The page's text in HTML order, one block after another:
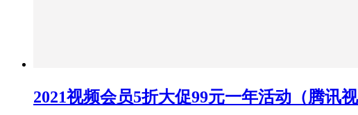
2021视频会员5折大促99元一年活动（腾讯